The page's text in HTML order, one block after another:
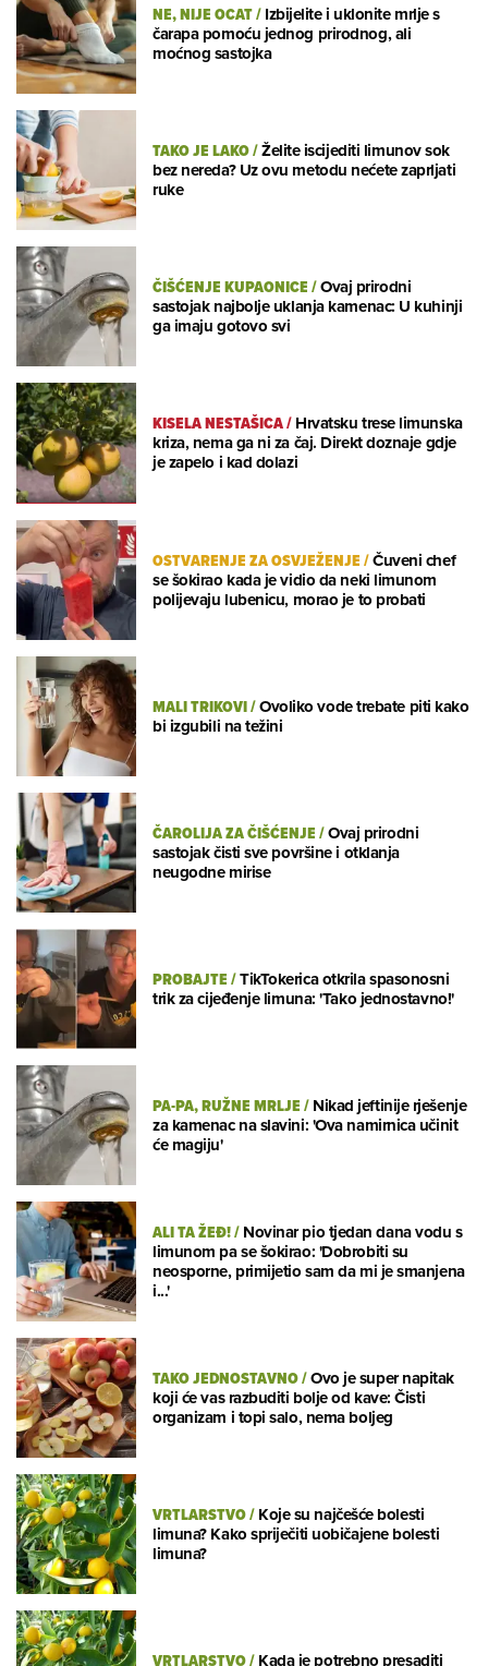
NE, NIJE OCAT/Izbijelite i uklonite mrlje s
čarapa pomoću jednog prirodnog, ali
moćnog sastojka
TAKO JE LAKO/Želite iscijediti limunov sok
bez nereda? Uz ovu metodu nećete zaprljati
ruke
ČIŠĆENJE KUPAONICE/Ovaj prirodni
sastojak najbolje uklanja kamenac: U kuhinji
ga imaju gotovo svi
KISELA NESTAŠICA/Hrvatsku trese limunska
kriza, nema ga ni za čaj. Direkt doznaje gdje
je zapelo i kad dolazi
OSTVARENJE ZA OSVJEŽENJE/Čuveni chef
se šokirao kada je vidio da neki limunom
polijevaju lubenicu, morao je to probati
MALI TRIKOVI/Ovoliko vode trebate piti kako
bi izgubili na težini
ČAROLIJA ZA ČIŠĆENJE/Ovaj prirodni
sastojak čisti sve površine i otklanja
neugodne mirise
PROBAJTE/TikTokerica otkrila spasonosni
trik za cijeđenje limuna: 'Tako jednostavno!'
PA-PA, RUŽNE MRLJE/Nikad jeftinije rješenje
za kamenac na slavini: 'Ova namirnica učinit
će magiju'
ALI TA ŽEĐ!/Novinar pio tjedan dana vodu s
limunom pa se šokirao: 'Dobrobiti su
neosporne, primijetio sam da mi je smanjena
i...'
TAKO JEDNOSTAVNO/Ovo je super napitak
koji će vas razbuditi bolje od kave: Čisti
organizam i topi salo, nema boljeg
VRTLARSTVO/Koje su najčešće bolesti
limuna? Kako spriječiti uobičajene bolesti
limuna?
VRTLARSTVO/Kada je potrebno presaditi